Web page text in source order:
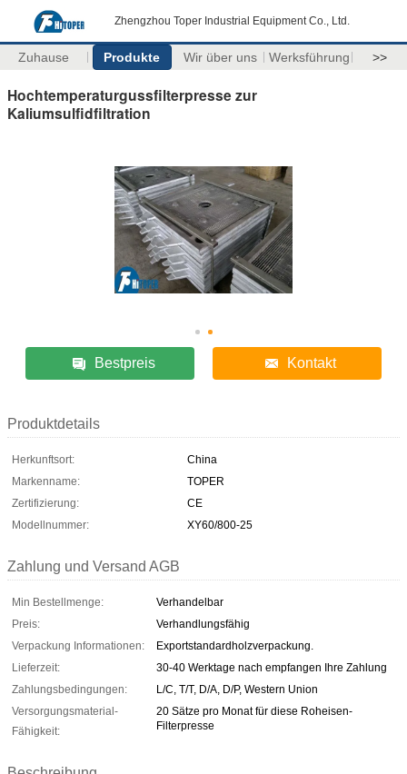
Zhengzhou Toper Industrial Equipment Co., Ltd.
Zuhause Produkte Wir über uns Werksführung >>
Hochtemperaturgussfilterpresse zur
Kaliumsulfidfiltration
Bestpreis Kontakt
Produktdetails
Herkunftsort:
China
Markenname:
TOPER
Zertifizierung:
CE
Modellnummer:
XY60/800-25
Zahlung und Versand AGB
Min Bestellmenge:
Verhandelbar
Preis:
Verhandlungsfähig
Verpackung Informationen:
Exportstandardholzverpackung.
Lieferzeit:
30-40 Werktage nach empfangen Ihre Zahlung
Zahlungsbedingungen:
L/C, T/T, D/A, D/P, Western Union
Versorgungsmaterial-
Fähigkeit:
20 Sätze pro Monat für diese Roheisen-
Filterpresse